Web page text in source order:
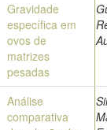
Gravidade
específica em
ovos de
matrizes
pesadas
Análise
comparativa